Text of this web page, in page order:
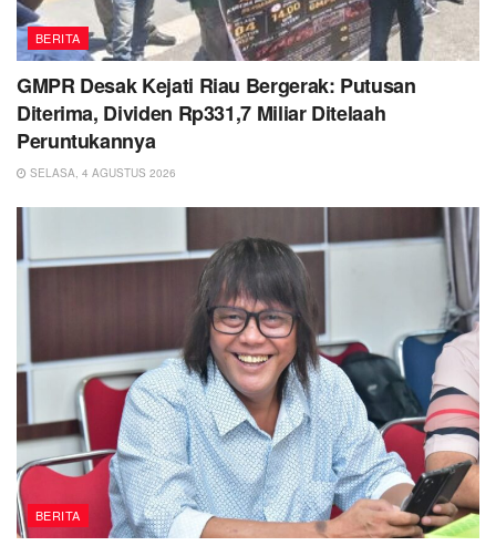
BERITA
GMPR Desak Kejati Riau Bergerak: Putusan
Diterima, Dividen Rp331,7 Miliar Ditelaah
Peruntukannya
SELASA, 4 AGUSTUS 2026
BERITA